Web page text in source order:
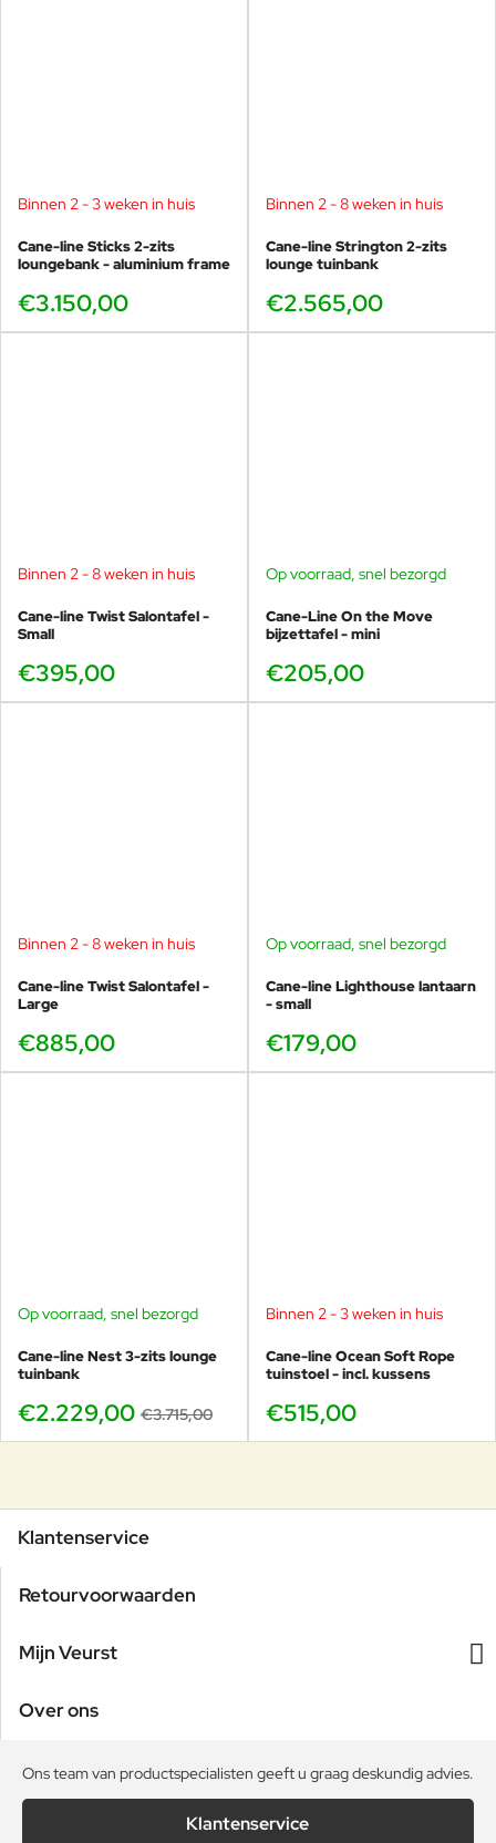
Binnen 2 - 3 weken in huis
Cane-line Sticks 2-zits
loungebank - aluminium frame
€3.150,00
Binnen 2 - 8 weken in huis
Cane-line Strington 2-zits
lounge tuinbank
€2.565,00
Binnen 2 - 8 weken in huis
Cane-line Twist Salontafel -
Small
€395,00
Op voorraad, snel bezorgd
Cane-Line On the Move
bijzettafel - mini
€205,00
Binnen 2 - 8 weken in huis
Cane-line Twist Salontafel -
Large
€885,00
Op voorraad, snel bezorgd
Cane-line Lighthouse lantaarn
- small
€179,00
-40%
Op voorraad, snel bezorgd
Cane-line Nest 3-zits lounge
tuinbank
€2.229,00 €3.715,00
Binnen 2 - 3 weken in huis
Cane-line Ocean Soft Rope
tuinstoel - incl. kussens
€515,00
Klantenservice
Retourvoorwaarden
Mijn Veurst
Over ons
Ons team van productspecialisten geeft u graag deskundig advies.
Klantenservice